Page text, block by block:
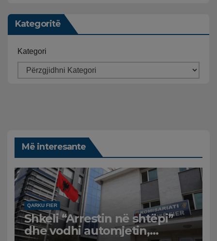
Kategoritë
Kategori
Më interesante
QARKU FIER
Shkeli “Arrestin në shtëpi”
dhe vodhi automjetin,